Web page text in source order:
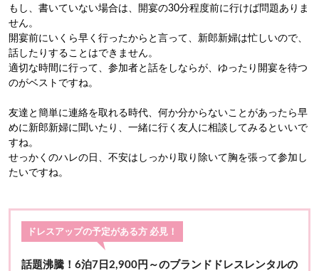
もし、書いていない場合は、開宴の30分程度前に行けば問題ありま
せん。
開宴前にいくら早く行ったからと言って、新郎新婦は忙しいので、
話したりすることはできません。
適切な時間に行って、参加者と話をしならが、ゆったり開宴を待つ
のがベストですね。
友達と簡単に連絡を取れる時代、何か分からないことがあったら早
めに新郎新婦に聞いたり、一緒に行く友人に相談してみるといいで
すね。
せっかくのハレの日、不安はしっかり取り除いて胸を張って参加し
たいですね。
ドレスアップの予定がある方 必見！
話題沸騰！6泊7日2,900円～のブランドドレスレンタルの